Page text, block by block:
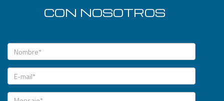
CON NOSOTROS